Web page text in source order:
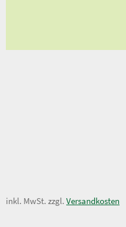
inkl. MwSt. zzgl. Versandkosten